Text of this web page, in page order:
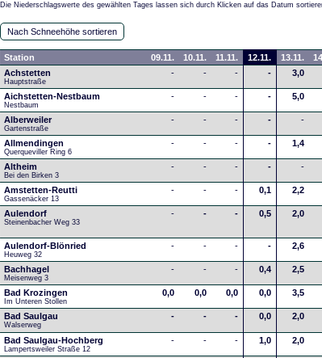
Die Niederschlagswerte des gewählten Tages lassen sich durch Klicken auf das Datum
Nach Schneehöhe sortieren
Station 09.11. 10.11. 11.11. 12.11. 13.11.
Achstetten
Hauptstraße
- - - - 3,0
Aichstetten-Nestbaum
Nestbaum
- - - - 5,0
Alberweiler
Gartenstraße
- - - - -
Allmendingen
Querqueviller Ring 6
- - - - 1,4
Altheim
Bei den Birken 3
- - - - -
Amstetten-Reutti
Gassenäcker 13
- - - 0,1 2,2
Aulendorf
Steinenbacher Weg 33
- - - 0,5 2,0
Aulendorf-Blönried
Heuweg 32
- - - - 2,6
Bachhagel
Meisenweg 3
- - - 0,4 2,5
Bad Krozingen
Im Unteren Stollen
0,0 0,0 0,0 0,0 3,5
Bad Saulgau
Walserweg
- - - 0,0 2,0
Bad Saulgau-Hochberg
Lampertsweiler Straße 12
- - - 1,0 2,0